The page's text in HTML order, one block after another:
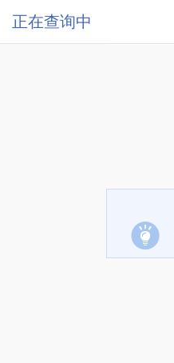
正在查询中